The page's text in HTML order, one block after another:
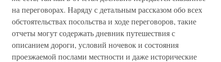
на переговорах. Наряду с детальным рассказом обо всех
обстоятельствах посольства и ходе переговоров, такие
отчеты могут содержать дневник путешествия с
описанием дороги, условий ночевок и состояния
проезжаемой послами местности и даже исторические